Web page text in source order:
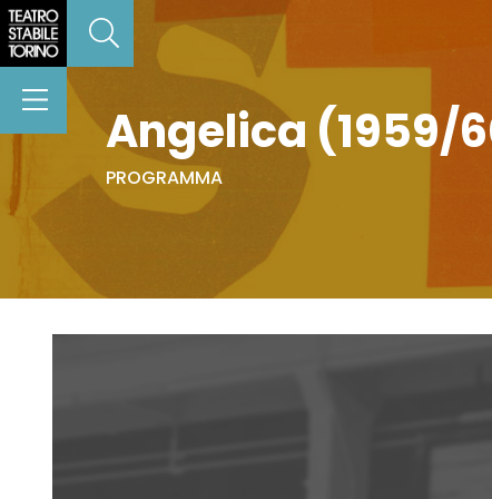
Angelica (1959/
PROGRAMMA